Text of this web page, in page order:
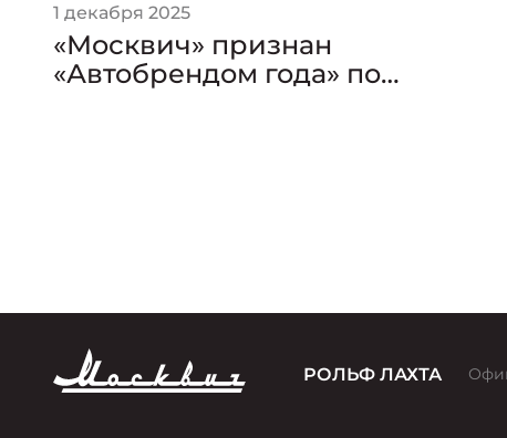
1 декабря 2025
«Москвич» признан
«Автобрендом года» по
РОЛЬФ ЛАХТА